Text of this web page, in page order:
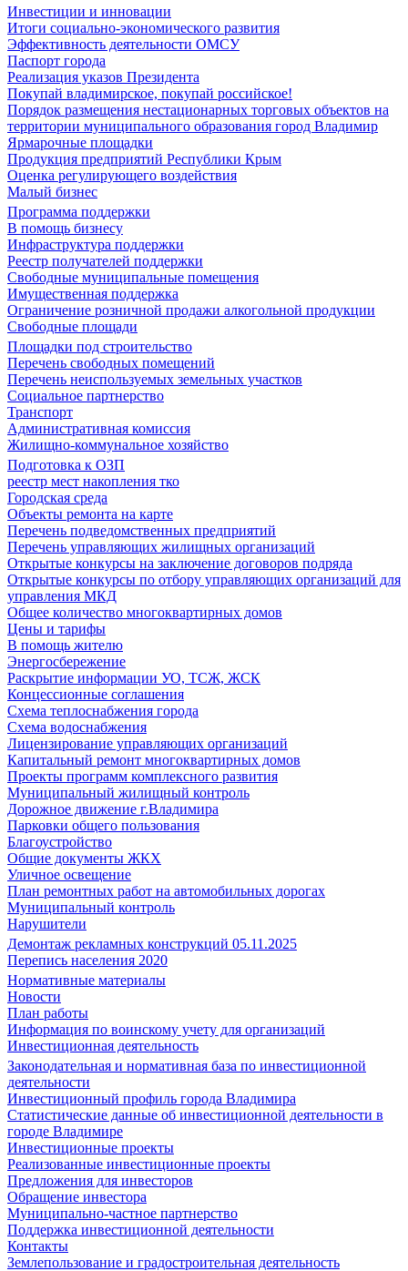
Инвестиции и инновации
Итоги социально-экономического развития
Эффективность деятельности ОМСУ
Паспорт города
Реализация указов Президента
Покупай владимирское, покупай российское!
Порядок размещения нестационарных торговых объектов на
территории муниципального образования город Владимир
Ярмарочные площадки
Продукция предприятий Республики Крым
Оценка регулирующего воздействия
Малый бизнес
Программа поддержки
В помощь бизнесу
Инфраструктура поддержки
Реестр получателей поддержки
Свободные муниципальные помещения
Имущественная поддержка
Ограничение розничной продажи алкогольной продукции
Свободные площади
Площадки под строительство
Перечень свободных помещений
Перечень неиспользуемых земельных участков
Социальное партнерство
Транспорт
Административная комиссия
Жилищно-коммунальное хозяйство
Подготовка к ОЗП
реестр мест накопления тко
Городская среда
Объекты ремонта на карте
Перечень подведомственных предприятий
Перечень управляющих жилищных организаций
Открытые конкурсы на заключение договоров подряда
Открытые конкурсы по отбору управляющих организаций для
управления МКД
Общее количество многоквартирных домов
Цены и тарифы
В помощь жителю
Энергосбережение
Раскрытие информации УО, ТСЖ, ЖСК
Концессионные соглашения
Схема теплоснабжения города
Схема водоснабжения
Лицензирование управляющих организаций
Капитальный ремонт многоквартирных домов
Проекты программ комплексного развития
Муниципальный жилищный контроль
Дорожное движение г.Владимира
Парковки общего пользования
Благоустройство
Общие документы ЖКХ
Уличное освещение
План ремонтных работ на автомобильных дорогах
Муниципальный контроль
Нарушители
Демонтаж рекламных конструкций 05.11.2025
Перепись населения 2020
Нормативные материалы
Новости
План работы
Информация по воинскому учету для организаций
Инвестиционная деятельность
Законодательная и нормативная база по инвестиционной
деятельности
Инвестиционный профиль города Владимира
Статистические данные об инвестиционной деятельности в
городе Владимире
Инвестиционные проекты
Реализованные инвестиционные проекты
Предложения для инвесторов
Обращение инвестора
Муниципально-частное партнерство
Поддержка инвестиционной деятельности
Контакты
Землепользование и градостроительная деятельность